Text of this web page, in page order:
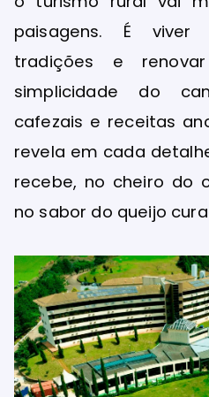
paisagens. É viver
tradições e
simplicidade do
cafezais e receitas
revela em cada
recebe, no cheiro do
no sabor do queijo